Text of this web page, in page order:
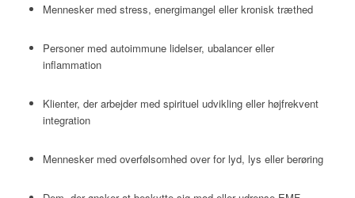
Mennesker med stress, energimangel eller kronisk træthed
Personer med autoimmune lidelser, ubalancer eller
inflammation
Klienter, der arbejder med spirituel udvikling eller højfrekvent
integration
Mennesker med overfølsomhed over for lyd, lys eller berøring